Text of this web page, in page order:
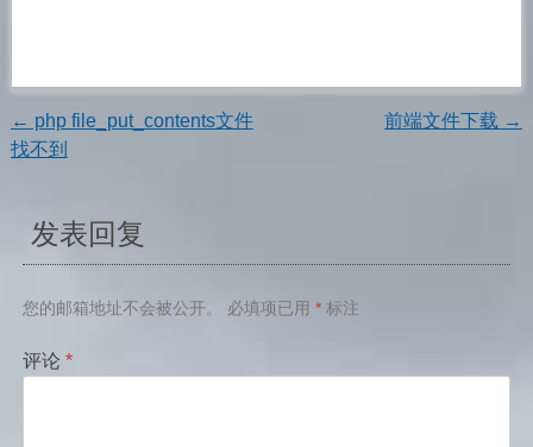
文
导
航
← php file_put_contents文件
找不到
前端文件下载 →
发表回复
您的邮箱地址不会被公开。 必填项已用 *标注
评论 *